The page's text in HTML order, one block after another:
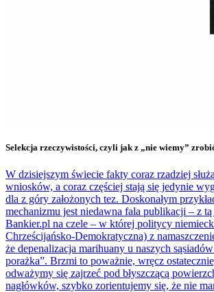
Selekcja rzeczywistości, czyli jak z „nie wiemy”
W dzisiejszym świecie fakty coraz rzadziej
wniosków, a coraz częściej stają się jedynie
dla z góry założonych tez. Doskonałym
mechanizmu jest niedawna fala publikacji – z tą
Bankier.pl na czele – w której politycy
Chrześcijańsko-Demokratyczna) z
że depenalizacja marihuany u naszych
porażka”. Brzmi to poważnie, wręcz
odważymy się zajrzeć pod błyszczącą
nagłówków, szybko zorientujemy się, że nie